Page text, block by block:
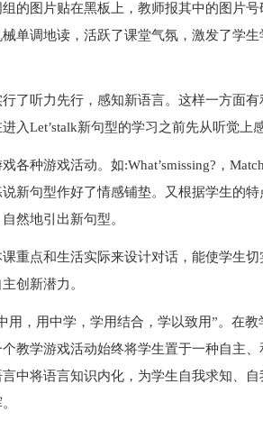
的图片贴在黑板上，教师报其中的图片
单调地读，活跃了课堂气氛，激发了学
了听力先行，感知新语言。这样一方面
入Let’stalk新句型的学习之前先从听觉上
各种游戏活动。如:What’smissing?，
新句型作好了情感铺垫。又根据学生的
然地引出新句型。
重点和生活实际来设计对话，能使学生
创新潜力。
用，用中学，学用结合，学以致用”。在
教学游戏活动始终将学生置于一种自主
中将语言知识内化，为学生自我求知、